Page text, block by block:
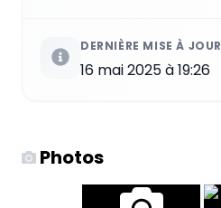
DERNIÈRE MISE À JOUR
16 mai 2025 à 19:26
Photos